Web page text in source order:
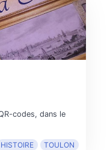
codes, dans le
HISTOIRE TOULON